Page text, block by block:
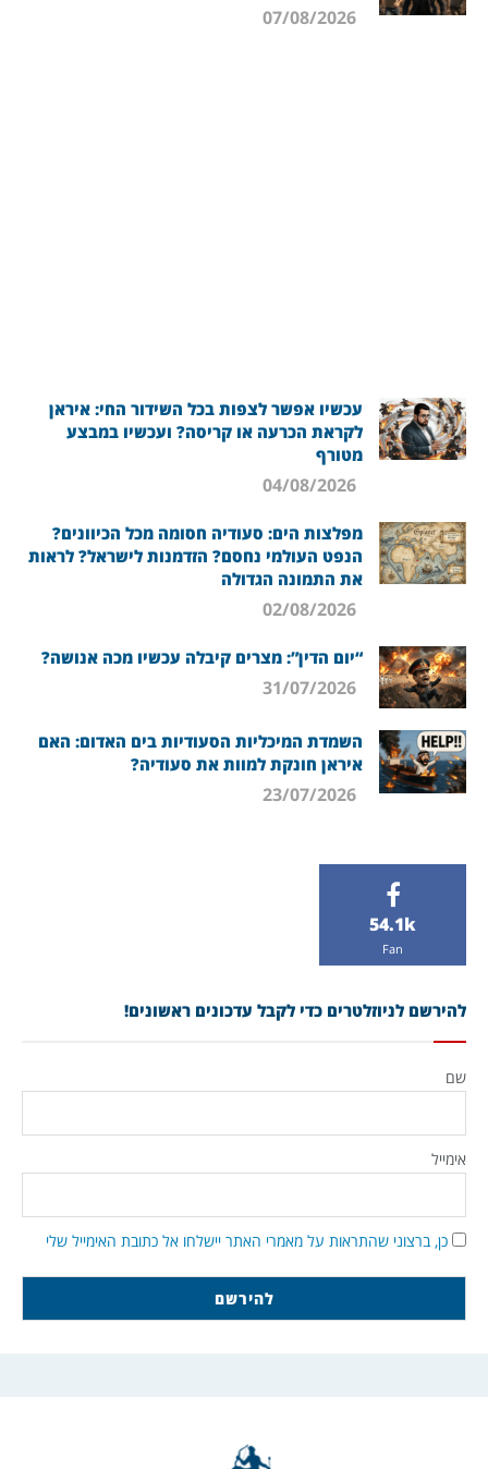
עכשיו אפשר לצפות בכל השידור החי: איראן
לקראת הכרעה או קריסה? ועכשיו במבצע
מטורף
מפלצות הים: סעודיה חסומה מכל הכיוונים?
הנפט העולמי נחסם? הזדמנות לישראל? לראות
את התמונה הגדולה
“יום הדין”: מצרים קיבלה עכשיו מכה אנושה?
השמדת המיכליות הסעודיות בים האדום: האם
איראן חונקת למוות את סעודיה?
54.1k
Fan
להירשם לניוזלטרים כדי לקבל עדכונים ראשונים!
שם
אימייל
כן, ברצוני שהתראות על מאמרי האתר יישלחו אל כתובת האימייל שלי